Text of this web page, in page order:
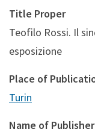
Title Proper
Teofilo Rossi. Il
esposizione
Place of
Turin
Name of Publisher